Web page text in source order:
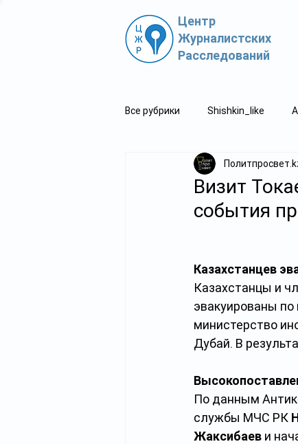
Центр
Журналистских
Расследований
Все рубрики Shishkin_like
Политпросвет.kz
Визит
события
Казахстанцев
Казахстанцы и
эвакуированы
министерство
Дубай. В
По данным
службы МЧС РК
Жаксибаев и